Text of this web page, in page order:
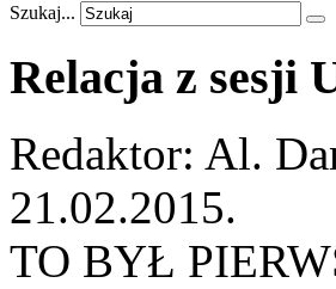
Szukaj...
Relacja z sesji
Redaktor: Al.
21.02.2015.
TO BYŁ